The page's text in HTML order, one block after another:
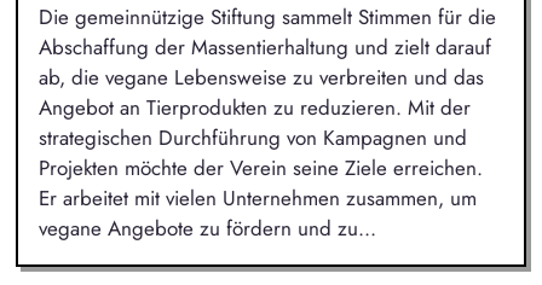
Die gemeinnützige Stiftung sammelt Stimmen für die
Abschaffung der Massentierhaltung und zielt darauf
ab, die vegane Lebensweise zu verbreiten und das
Angebot an Tierprodukten zu reduzieren. Mit der
strategischen Durchführung von Kampagnen und
Projekten möchte der Verein seine Ziele erreichen.
Er arbeitet mit vielen Unternehmen zusammen, um
vegane Angebote zu fördern und zu...